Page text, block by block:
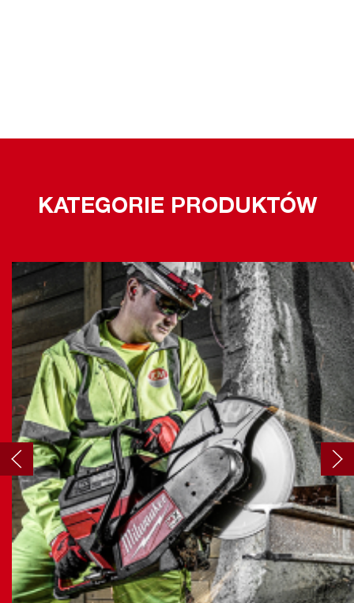
KATEGORIE PRODUKTÓW